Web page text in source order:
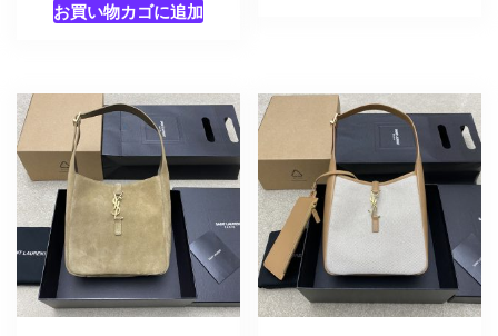
お買い物カゴに追加